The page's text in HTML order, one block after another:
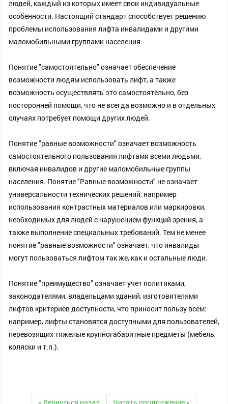
людей, каждый из которых имеет свои индивидуальные
особенности. Настоящий стандарт способствует решению
проблемы использования лифта инвалидами и другими
маломобильными группами населения.
Понятие "самостоятельно" означает обеспечение
возможности людям использовать лифт, а также
возможность осуществлять это самостоятельно, без
посторонней помощи, что не всегда возможно и в отдельных
случаях потребует помощи других людей.
Понятие "равные возможности" означает возможность
самостоятельного пользования лифтами всеми людьми,
включая инвалидов и другие маломобильные группы
населения. Понятие "Равные возможности" не означает
универсальности технических решений, например
использования контрастных материалов или маркировки,
необходимых для людей с нарушением функций зрения, а
также выполнение специальных требований. Тем не менее
понятие "равные возможности" означает, что инвалиды
могут пользоваться лифтом так же, как и остальные люди.
Понятие "преимущество" означает учет политиками,
законодателями, владельцами зданий, изготовителями
лифтов критериев доступности, что приносит пользу всем:
например, лифты становятся доступными для пользователей,
перевозящих тяжелые крупногабаритные предметы (мебель,
коляски и т.п.).